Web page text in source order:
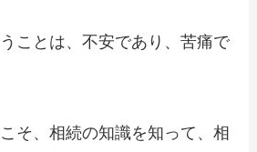
ことは、不安であり、苦痛で
そ、相続の知識を知って、相